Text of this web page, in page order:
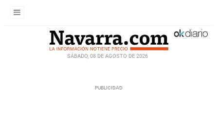
SÁBADO, 08 DE AGOSTO DE 2026